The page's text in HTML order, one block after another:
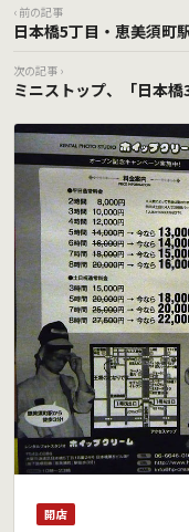
‹ 前の記事
日本橋5丁目・恵美須町
次の記事 ›
ミニストップ、「日本
開店